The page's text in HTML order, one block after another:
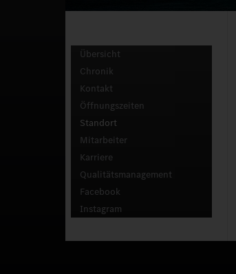
Übersicht
Chronik
Kontakt
Öffnungszeiten
Standort
Mitarbeiter
Karriere
Qualitätsmanagement
Facebook
Instagram